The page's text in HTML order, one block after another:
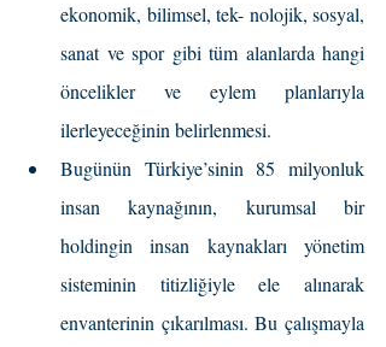
ekonomik, bilimsel, tek- nolojik, sosyal,
sanat ve spor gibi tüm alanlarda hangi
öncelikler ve eylem planlarıyla
ilerleyeceğinin belirlenmesi.
Bugünün Türkiye’sinin 85 milyonluk
insan kaynağının, kurumsal bir
holdingin insan kaynakları yönetim
sisteminin titizliğiyle ele alınarak
envanterinin çıkarılması. Bu çalışmayla